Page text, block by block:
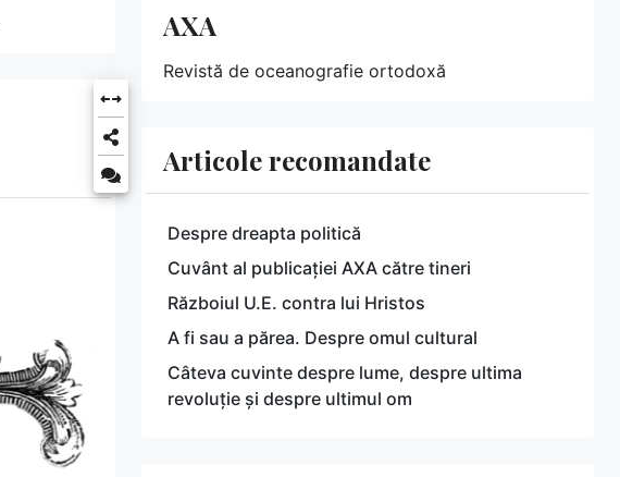
AXA
Revistă de oceanografie ortodoxă
Articole recomandate
Despre dreapta politică
Cuvânt al publicației AXA către tineri
Războiul U.E. contra lui Hristos
A fi sau a părea. Despre omul cultural
Câteva cuvinte despre lume, despre ultima
revoluție și despre ultimul om